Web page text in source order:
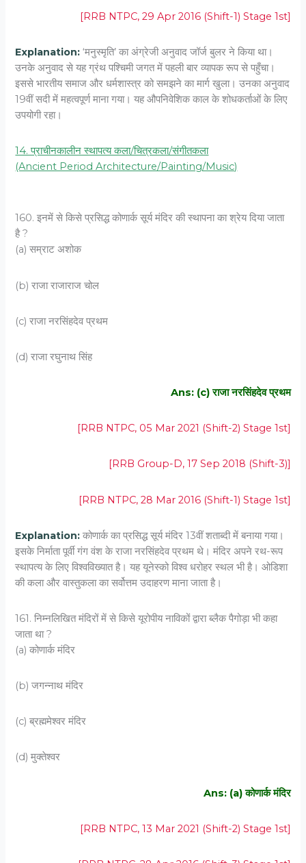
[RRB NTPC, 29 Apr 2016 (Shift-1) Stage 1st]
Explanation: ‘मनुस्मृति’ का अंग्रेजी अनुवाद जॉर्ज बुलर ने किया था।
उनके अनुवाद से यह ग्रंथ पश्चिमी जगत में पहली बार व्यापक रूप से पहुँचा।
इससे भारतीय समाज और धर्मशास्त्र को समझने का मार्ग खुला। उनका अनुवाद
19वीं सदी में महत्वपूर्ण माना गया। यह औपनिवेशिक काल के शोधकर्ताओं के लिए
उपयोगी रहा।
14. प्राचीनकालीन स्थापत्य कला/चित्रकला/संगीतकला
(Ancient Period Architecture/Painting/Music)
160. इनमें से किसे प्रसिद्ध कोणार्क सूर्य मंदिर की स्थापना का श्रेय दिया जाता
है ?
(a) सम्राट अशोक
(b) राजा राजाराज चोल
(c) राजा नरसिंहदेव प्रथम
(d) राजा रघुनाथ सिंह
Ans: (c) राजा नरसिंहदेव प्रथम
[RRB NTPC, 05 Mar 2021 (Shift-2) Stage 1st]
[RRB Group-D, 17 Sep 2018 (Shift-3)]
[RRB NTPC, 28 Mar 2016 (Shift-1) Stage 1st]
Explanation: कोणार्क का प्रसिद्ध सूर्य मंदिर 13वीं शताब्दी में बनाया गया।
इसके निर्माता पूर्वी गंग वंश के राजा नरसिंहदेव प्रथम थे। मंदिर अपने रथ-रूप
स्थापत्य के लिए विश्वविख्यात है। यह यूनेस्को विश्व धरोहर स्थल भी है। ओडिशा
की कला और वास्तुकला का सर्वोत्तम उदाहरण माना जाता है।
161. निम्नलिखित मंदिरों में से किसे यूरोपीय नाविकों द्वारा ब्लैक पैगोड़ा भी कहा
जाता था ?
(a) कोणार्क मंदिर
(b) जगन्नाथ मंदिर
(c) ब्रह्ममेश्वर मंदिर
(d) मुक्तेश्वर
Ans: (a) कोणार्क मंदिर
[RRB NTPC, 13 Mar 2021 (Shift-2) Stage 1st]